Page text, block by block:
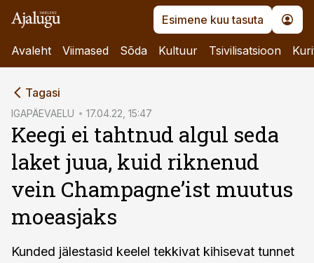
Esimene kuu tasuta
Avaleht Viimased Sõda Kultuur Tsivilisatsioon
Tagasi
IGAPÄEVAELU 17.04.22, 15:47
Keegi ei tahtnud algul seda
laket juua, kuid riknenud
vein Champagne’ist muutus
moeasjaks
Kunded jälestasid keelel tekkivat kihisevat tunnet